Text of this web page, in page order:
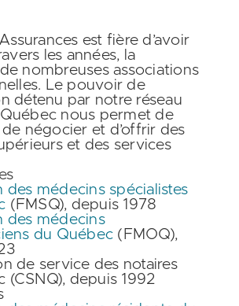
est fière d’avoir
les années, la
nombreuses associations
Le pouvoir de
détenu par notre réseau
nous permet de
négocier et d’offrir des
et des services
des médecins spécialistes
(FMSQ), depuis 1978
des médecins
du Québec (FMOQ),
de service des notaires
(CSNQ), depuis 1992